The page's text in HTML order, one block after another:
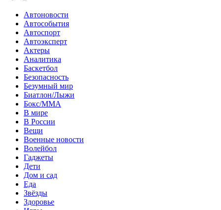
Автоновости
Автособытия
Автоспорт
Автоэксперт
Актеры
Аналитика
Баскетбол
Безопасность
Безумный мир
Биатлон/Лыжи
Бокс/MMA
В мире
В России
Вещи
Военные новости
Волейбол
Гаджеты
Дети
Дом и сад
Еда
Звёзды
Здоровье